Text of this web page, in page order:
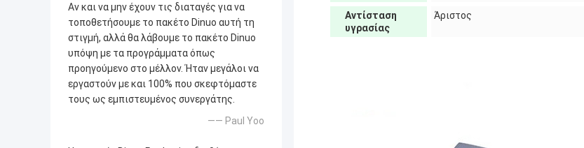
Αν και να μην έχουν τις διαταγές για να
τοποθετήσουμε το πακέτο Dinuo αυτή τη
στιγμή, αλλά θα λάβουμε το πακέτο Dinuo
υπόψη με τα προγράμματα όπως
προηγούμενο στο μέλλον. Ήταν μεγάλοι να
εργαστούν με και 100% που σκεφτόμαστε
τους ως εμπιστευμένος συνεργάτης.
—— Paul Yoo
Αντίσταση
υγρασίας
Άριστος